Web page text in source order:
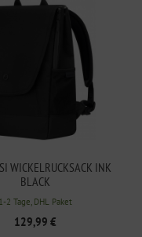
WICKELRUCKSACK INK
BLACK
1-2 Tage, DHL Paket
129,99 €